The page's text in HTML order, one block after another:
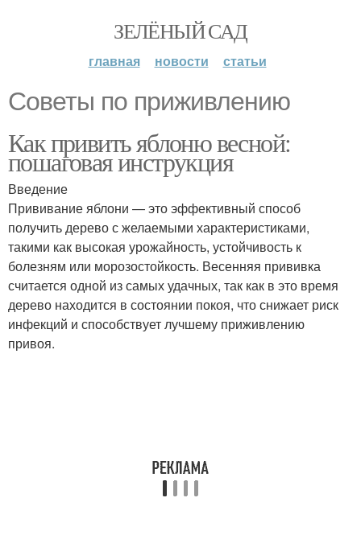
ЗЕЛЁНЫЙ САД
главная новости статьи
Советы по приживлению
Как привить яблоню весной:
пошаговая инструкция
Введение
Прививание яблони — это эффективный способ
получить дерево с желаемыми характеристиками,
такими как высокая урожайность, устойчивость к
болезням или морозостойкость. Весенняя прививка
считается одной из самых удачных, так как в это время
дерево находится в состоянии покоя, что снижает риск
инфекций и способствует лучшему приживлению
привоя.